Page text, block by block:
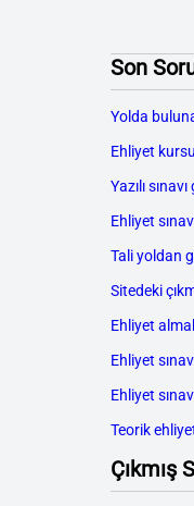
Son
Yolda
Ehliyet
Yazılı
Ehliyet
Tali yoldan
Sitedeki
Ehliyet
Ehliyet
Ehliyet
Teorik
Çıkmış